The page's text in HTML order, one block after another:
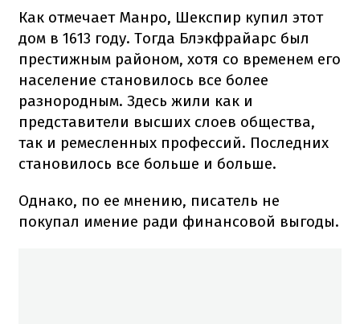
Как отмечает Манро, Шекспир купил этот
дом в 1613 году. Тогда Блэкфрайарс был
престижным районом, хотя со временем его
население становилось все более
разнородным. Здесь жили как и
представители высших слоев общества,
так и ремесленных профессий. Последних
становилось все больше и больше.
Однако, по ее мнению, писатель не
покупал имение ради финансовой выгоды.